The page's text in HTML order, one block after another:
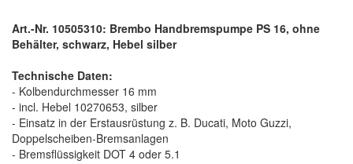
Art.-Nr. 10505310: Brembo Handbremspumpe PS 16, ohne
Behälter, schwarz, Hebel silber
Technische Daten:
- Kolbendurchmesser 16 mm
- incl. Hebel 10270653, silber
- Einsatz in der Erstausrüstung z. B. Ducati, Moto Guzzi,
Doppelscheiben-Bremsanlagen
- Bremsflüssigkeit DOT 4 oder 5.1